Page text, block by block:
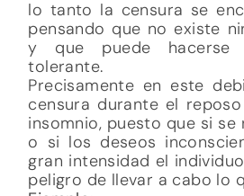
lo tanto la censura se
pensando que no existe
y que puede
tolerante.
Precisamente en este
censura durante el
insomnio, puesto que si se
o si los deseos
gran intensidad el
peligro de llevar a cabo lo